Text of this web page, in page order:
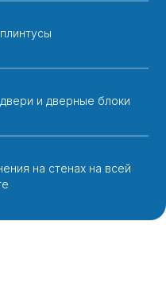
и дверные блоки
на стенах на всей